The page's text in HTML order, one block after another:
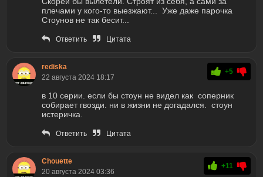
плечами у кого-то выезжают... Уже даже парочка
Стоунов не так бесит...
Ответить Цитата
rediska
22 августа 2024 18:17
+5
в 10 серии. если бы стоун не видел как соперник
собирает гвозди. ни в жизни не догадался. стоун
истеричка.
Ответить Цитата
Chouette
20 августа 2024 03:36
+11